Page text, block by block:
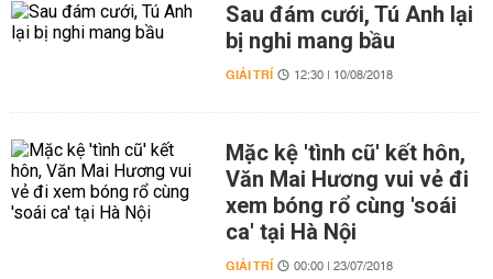
Sau đám cưới, Tú Anh lại
bị nghi mang bầu
GIẢI TRÍ 12:30 | 10/08/2018
Mặc kệ 'tình cũ' kết hôn,
Văn Mai Hương vui vẻ đi
xem bóng rổ cùng 'soái
ca' tại Hà Nội
GIẢI TRÍ 00:00 | 23/07/2018